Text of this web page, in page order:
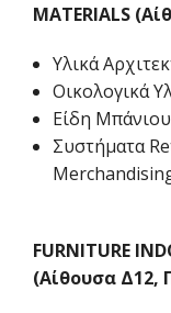
MATERIALS
Υλικά
Οικολογικά
Είδη Μπάνιου
Συστήματα
FURNITURE
(Αίθουσα Δ12,